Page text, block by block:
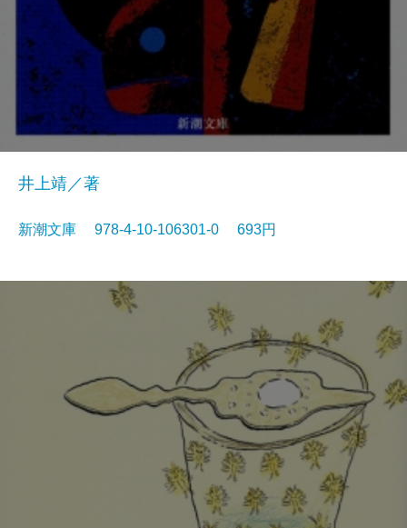
井上靖／著
新潮文庫 978-4-10-106301-0 693円